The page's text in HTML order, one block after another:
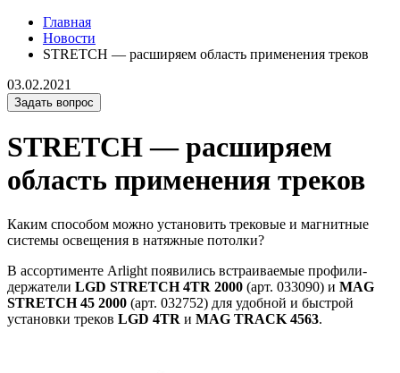
Главная
Новости
STRETCH — расширяем область применения треков
03.02.2021
Задать вопрос
STRETCH — расширяем
область применения треков
Каким способом можно установить трековые и магнитные
системы освещения в натяжные потолки?
В ассортименте Arlight появились встраиваемые профили-
держатели LGD STRETCH 4TR 2000 (арт. 033090) и MAG
STRETCH 45 2000 (арт. 032752) для удобной и быстрой
установки треков LGD 4TR и MAG TRACK 4563.